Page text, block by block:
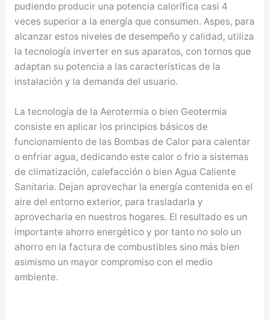
pudiendo producir una potencia calorífica casi 4
veces superior a la energía que consumen. Aspes, para
alcanzar estos niveles de desempeño y calidad, utiliza
la tecnología inverter en sus aparatos, con tornos que
adaptan su potencia a las características de la
instalación y la demanda del usuario.
La tecnología de la Aerotermia o bien Geotermia
consiste en aplicar los principios básicos de
funcionamiento de las Bombas de Calor para calentar
o enfriar agua, dedicando este calor o frio a sistemas
de climatización, calefacción o bien Agua Caliente
Sanitaria. Dejan aprovechar la energía contenida en el
aire del entorno exterior, para trasladarla y
aprovecharla en nuestros hogares. El resultado es un
importante ahorro energético y por tanto no solo un
ahorro en la factura de combustibles sino más bien
asimismo un mayor compromiso con el medio
ambiente.